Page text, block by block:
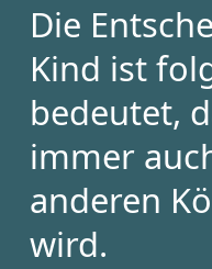
Die
Kind ist
bedeutet,
immer
anderen
wird.